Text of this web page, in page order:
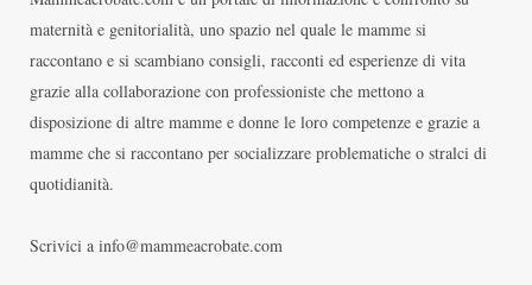
maternità e genitorialità, uno spazio nel quale le mamme si
raccontano e si scambiano consigli, racconti ed esperienze di vita
grazie alla collaborazione con professioniste che mettono a
disposizione di altre mamme e donne le loro competenze e grazie a
mamme che si raccontano per socializzare problematiche o stralci di
quotidianità.
Scrivici a info@mammeacrobate.com